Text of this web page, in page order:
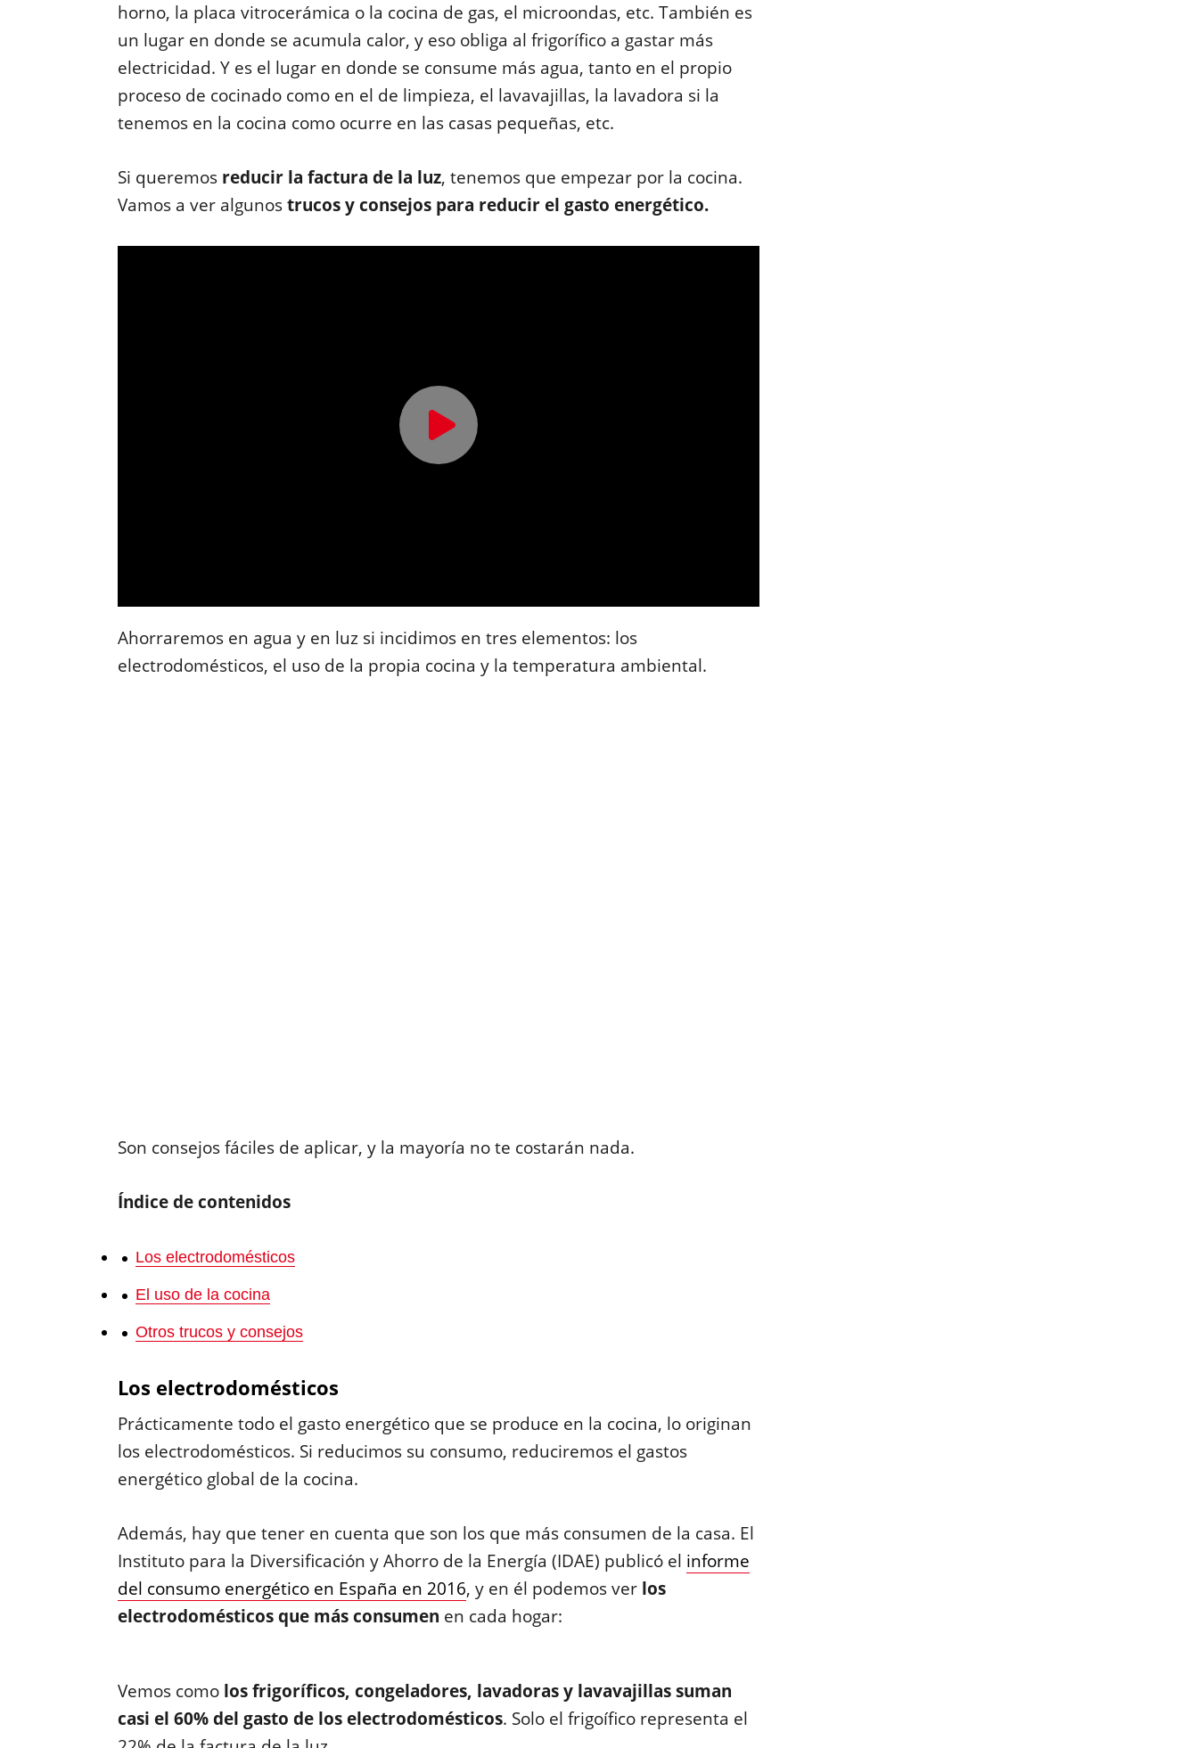
horno, la placa vitrocerámica o la cocina de gas, el microondas, etc. También es
un lugar en donde se acumula calor, y eso obliga al frigorífico a gastar más
electricidad. Y es el lugar en donde se consume más agua, tanto en el propio
proceso de cocinado como en el de limpieza, el lavavajillas, la lavadora si la
tenemos en la cocina como ocurre en las casas pequeñas, etc.
Si queremos reducir la factura de la luz, tenemos que empezar por la cocina.
Vamos a ver algunostrucos y consejos para reducir el gasto energético.
Ahorraremos en agua y en luz si incidimos en tres elementos: los
electrodomésticos, el uso de la propia cocina y la temperatura ambiental.
Son consejos fáciles de aplicar, y la mayoría no te costarán nada.
Índice de contenidos
Los electrodomésticos
El uso de la cocina
Otros trucos y consejos
Los electrodomésticos
Prácticamente todo el gasto energético que se produce en la cocina, lo originan
los electrodomésticos. Si reducimos su consumo, reduciremos el gastos
energético global de la cocina.
Además, hay que tener en cuenta que son los que más consumen de la casa. El
Instituto para la Diversificación y Ahorro de la Energía (IDAE) publicó el informe
del consumo energético en España en 2016, y en él podemos ver los
electrodomésticos que más consumen en cada hogar:
Vemos como los frigoríficos, congeladores, lavadoras y lavavajillas suman
casi el 60% del gasto de los electrodomésticos. Solo el frigoífico representa el